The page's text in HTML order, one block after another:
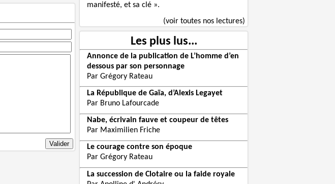
manifesté, et sa clé ».
(voir toutes nos lectures)
Les plus lus...
Annonce de la publication de L’homme d’en
dessous par son personnage
Par Grégory Rateau
La République de Gaïa, d’Alexis Legayet
Par Bruno Lafourcade
Nabe, écrivain fauve et coupeur de têtes
Par Maximilien Friche
Le courage contre son époque
Par Grégory Rateau
La succession de Clotaire ou la faide royale